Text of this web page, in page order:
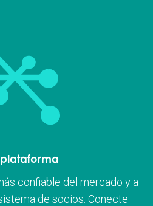
confiable del mercado y a
de socios. Conecte